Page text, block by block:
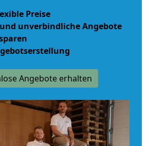
Preise
unverbindliche Angebote
Angebote erhalten